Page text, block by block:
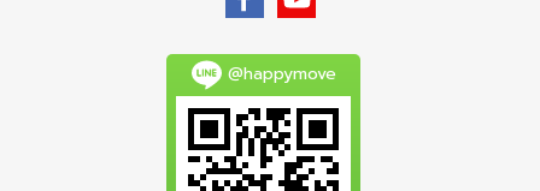
@happymove